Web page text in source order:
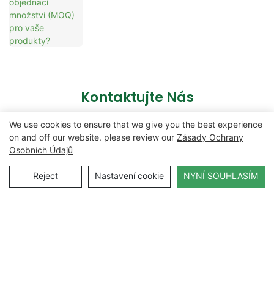
Kontaktujte Nás
Jméno
E-Mailem
We use cookies to ensure that we give you the best experience
on and off our website. please review our Zásady Ochrany
Osobních Údajů
Reject Nastavení cookie NYNÍ SOUHLASÍM